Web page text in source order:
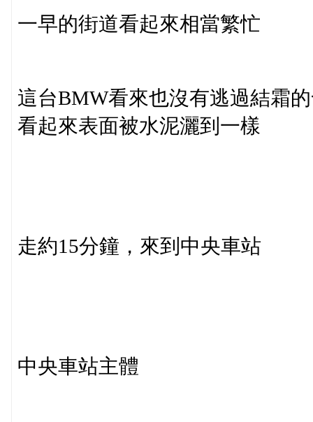
一早的街道看起來相當繁忙
這台BMW看來也沒有逃過結霜
看起來表面被水泥灑到一樣
走約15分鐘，來到中央車站
中央車站主體